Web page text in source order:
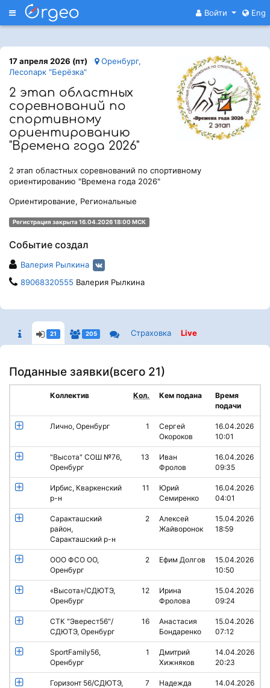
Меню Войти Eng
17 апреля 2026 (пт)
Оренбург,
Лесопарк "Берёзка"
2 этап областных
соревнований по
спортивному
ориентированию
"Времена года 2026"
2 этап областных соревнований по спортивному
ориентированию "Времена года 2026"
Ориентирование, Региональные
Регистрация закрыта 16.04.2026 18:00 МСК
Событие создал
Валерия Рылкина
89068320555 Валерия Рылкина
21 205 Страховка Live
Поданные заявки(всего 21)
Коллектив Кол. Кем подана
Время
подачи
Лично, Оренбург 1
Сергей
Окороков
16.04.2026
10:01
"Высота" СОШ №76,
Оренбург
13
Иван
Фролов
16.04.2026
09:35
Ирбис, Кваркенский
р-н
11
Юрий
Семиренко
16.04.2026
04:01
Саракташский
район,
Саракташский р-н
2
Алексей
Жайворонок
15.04.2026
18:59
ООО ФСО ОО,
Оренбург
2 Ефим Долгов
15.04.2026
10:50
«Высота»/СДЮТЭ,
Оренбург
12
Ирина
Фролова
15.04.2026
09:24
СТК "Эверест56"/
СДЮТЭ, Оренбург
16
Анастасия
Бондаренко
15.04.2026
07:12
SportFamily56,
Оренбург
1
Дмитрий
Хижняков
14.04.2026
20:23
Горизонт 56/СДЮТЭ,
7
Надежда
14.04.2026